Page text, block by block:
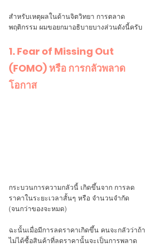
สำหรับเหตุผลในด้านจิตวิทยา การตลาด
พฤติกรรม ผมขอยกมาอธิบายบางส่วนดังนี้ครับ
1. Fear of Missing Out
(FOMO) หรือ การกลัวพลาด
โอกาส
กระบวนการความกลัวนี้ เกิดขึ้นจาก การลด
ราคาในระยะเวลาสั้นๆ หรือ จำนวนจำกัด
(จนกว่าของจะหมด)
ฉะนั้นเมื่อมีการลดราคาเกิดขึ้น คนจะกลัวว่าถ้า
ไม่ได้ซื้อสินค้าที่ลดราคานั้นจะเป็นการพลาด